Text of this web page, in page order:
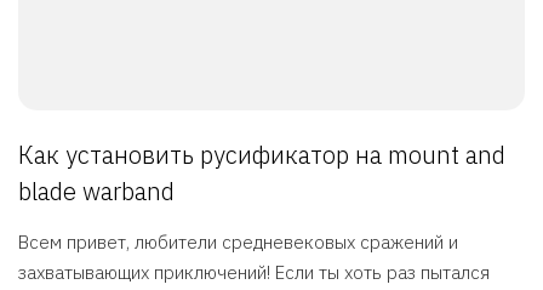
Как установить русификатор на mount and
blade warband
Всем привет, любители средневековых сражений и
захватывающих приключений! Если ты хоть раз пытался